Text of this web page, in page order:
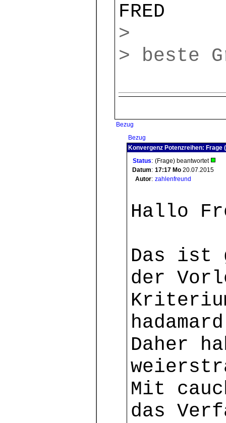
FRED
>
> beste
Bezug
Bezug
Konvergenz Potenzreihen: Frage
Status: (Frage) beantwortet
Datum: 17:17 Mo 20.07.2015
Autor: zahlenfreund
Hallo
Das ist
der
Daher
Mit
das